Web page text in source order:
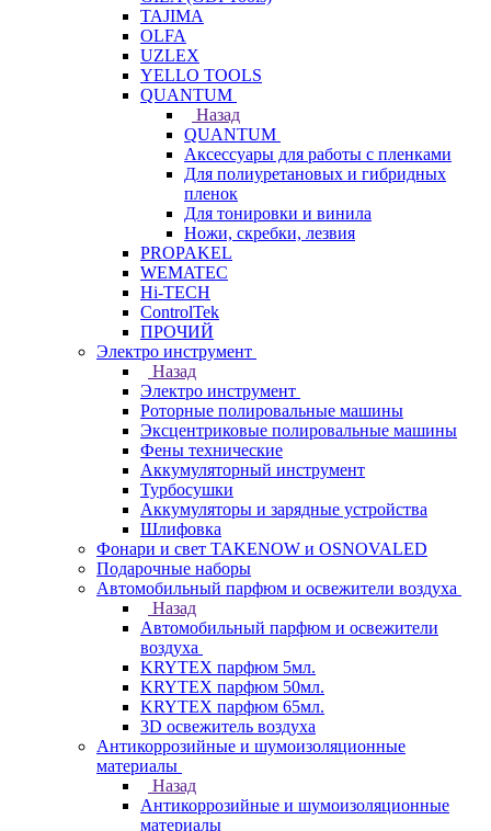
TAJIMA
OLFA
UZLEX
YELLO TOOLS
QUANTUM
Назад
QUANTUM
Аксессуары для работы с пленками
Для полиуретановых и гибридных
пленок
Для тонировки и винила
Ножи, скребки, лезвия
PROPAKEL
WEMATEC
Hi-TECH
ControlTek
ПРОЧИЙ
Электро инструмент
Назад
Электро инструмент
Роторные полировальные машины
Эксцентриковые полировальные машины
Фены технические
Аккумуляторный инструмент
Турбосушки
Аккумуляторы и зарядные устройства
Шлифовка
Фонари и свет TAKENOW и OSNOVALED
Подарочные наборы
Автомобильный парфюм и освежители воздуха
Назад
Автомобильный парфюм и освежители
воздуха
KRYTEX парфюм 5мл.
KRYTEX парфюм 50мл.
KRYTEX парфюм 65мл.
3D освежитель воздуха
Антикоррозийные и шумоизоляционные
материалы
Назад
Антикоррозийные и шумоизоляционные
материалы